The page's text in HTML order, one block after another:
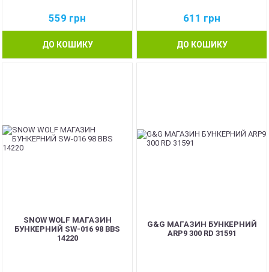
559 грн
ДО КОШИКУ
611 грн
ДО КОШИКУ
SNOW WOLF МАГАЗИН
БУНКЕРНИЙ SW-016 98 BBS
14220
G&G МАГАЗИН БУНКЕРНИЙ
ARP9 300 RD 31591